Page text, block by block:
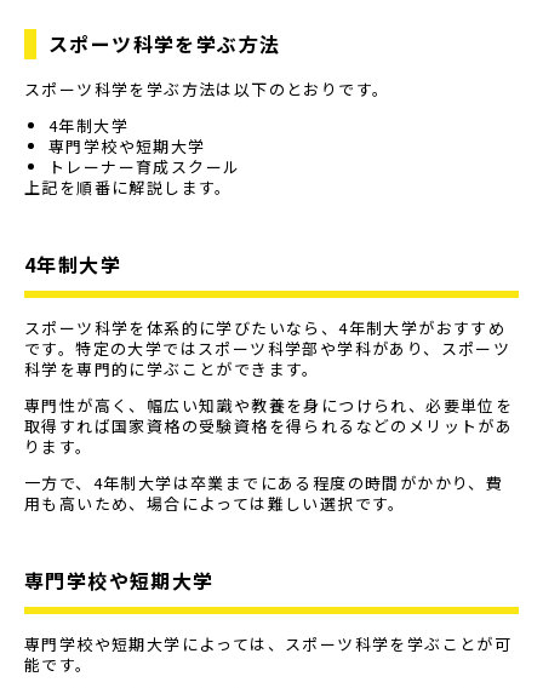
スポーツ科学を学ぶ方法
スポーツ科学を学ぶ方法は以下のとおりです。
4年制大学
専門学校や短期大学
トレーナー育成スクール
上記を順番に解説します。
4年制大学
スポーツ科学を体系的に学びたいなら、4年制大学がおすすめ
です。特定の大学ではスポーツ科学部や学科があり、スポーツ
科学を専門的に学ぶことができます。
専門性が高く、幅広い知識や教養を身につけられ、必要単位を
取得すれば国家資格の受験資格を得られるなどのメリットがあ
ります。
一方で、4年制大学は卒業までにある程度の時間がかかり、費
用も高いため、場合によっては難しい選択です。
専門学校や短期大学
専門学校や短期大学によっては、スポーツ科学を学ぶことが可
能です。